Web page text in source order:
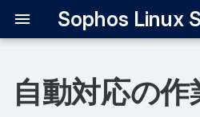
Sophos Linux
概要
自動対応の